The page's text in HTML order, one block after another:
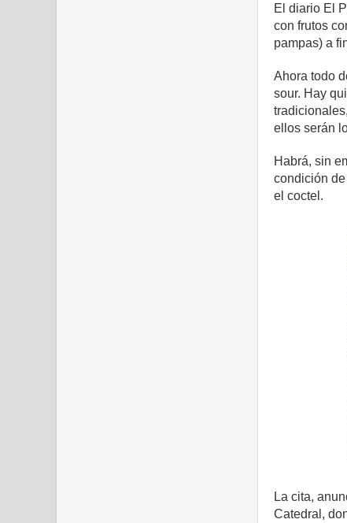
El diario El
con frutos
pampas) a
Ahora todo
sour. Hay
ellos serán
Habrá, sin
condición
el coctel.
La cita,
Catedral,